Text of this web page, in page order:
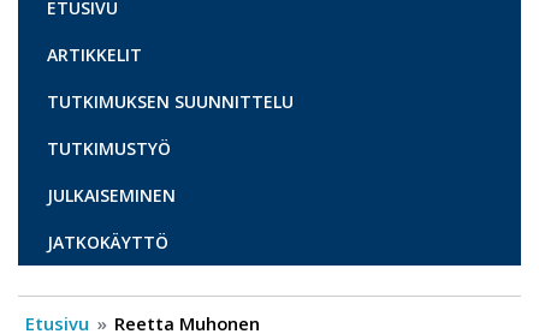
ETUSIVU
ARTIKKELIT
TUTKIMUKSEN SUUNNITTELU
TUTKIMUSTYÖ
JULKAISEMINEN
JATKOKÄYTTÖ
Etusivu Reetta Muhonen